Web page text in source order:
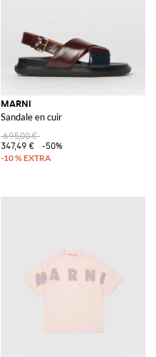
MARNI
Sandale en cuir
695,00 €
347,49 €
-50%